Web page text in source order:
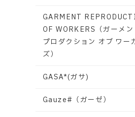
GARMENT
OF WORKERS（ガーメン
プロダクション オブ ワー
ズ）
GASA*(ガサ)
Gauze#（ガーゼ）